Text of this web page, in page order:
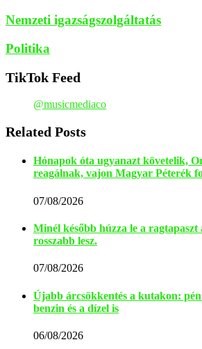
Nemzeti igazságszolgáltatás
Politika
TikTok Feed
@musicmediaco
Related Posts
Hónapok óta ugyanazt követelik,
reagálnak, vajon Magyar Péterék
07/08/2026
Minél később húzza le a
rosszabb lesz.
07/08/2026
Újabb árcsökkentés a kutakon:
benzin és a dízel is
06/08/2026